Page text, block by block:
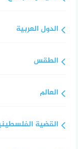
الدول العربية
الطقس
العالم
القضية